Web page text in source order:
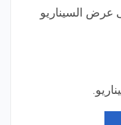
عرض السيناريو